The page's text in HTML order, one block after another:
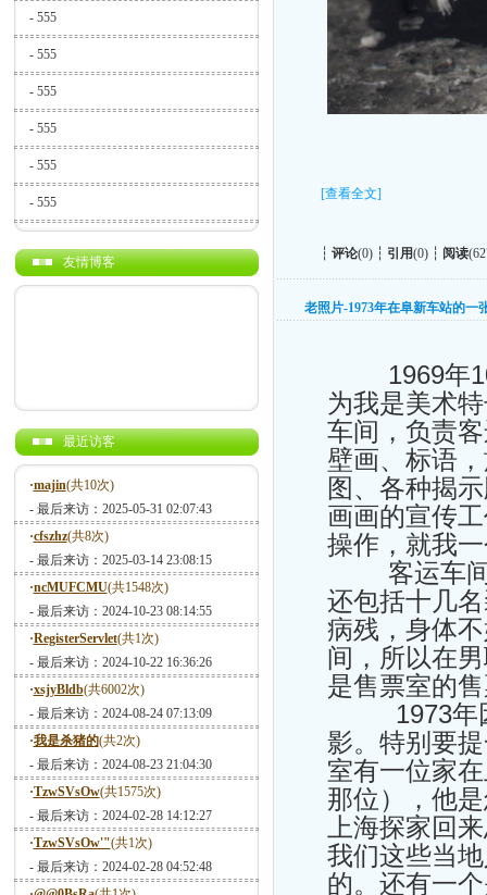
- 555
- 555
- 555
- 555
- 555
- 555
友情博客
最近访客
·majin(共10次)
- 最后来访：2025-05-31 02:07:43
·cfszhz(共8次)
- 最后来访：2025-03-14 23:08:15
·ncMUFCMU(共1548次)
- 最后来访：2024-10-23 08:14:55
·RegisterServlet(共1次)
- 最后来访：2024-10-22 16:36:26
·xsjyBldb(共6002次)
- 最后来访：2024-08-24 07:13:09
·我是杀猪的(共2次)
- 最后来访：2024-08-23 21:04:30
·TzwSVsOw(共1575次)
- 最后来访：2024-02-28 14:12:27
·TzwSVsOw'"(共1次)
- 最后来访：2024-02-28 04:52:48
[查看全文]
┆ 评论(0) ┆ 引用(0) ┆ 阅读
老照片-1973年在阜新车站的一
1969年10
为我是美术
车间，负责
壁画、标语
图、各种揭
画画的宣传
操作，就我
客运车间
还包括十几
病残，身体
间，所以在
是售票室的
1973年因
影。特别要
室有一位家
那位），他
上海探家回
我们这些当
的。还有一